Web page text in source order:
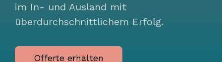
im In- und Ausland mit
überdurchschnittlichem Erfolg.
Offerte erhalten